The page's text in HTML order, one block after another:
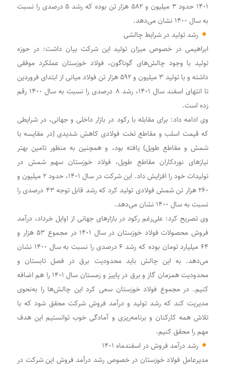
۱۴۰۱ حدود ۳ میلیون و ۵۸۲ هزار تن بوده که رشد ۵ درصدی را نسبت
به سال ۱۴۰۰ نشان می‌دهد.
رشد تولید در شرایط چالشی
ابراهیمی در خصوص میزان تولید این شرکت بیان داشت: در حوزه
تولید با وجود چالش‌های گوناگون، فولاد خوزستان عملکرد موفقی
داشته و با تولید ۳ میلیون و ۵۹۲ هزار تن فولاد میانی از ابتدای فروردین
تا انتهای اسفند سال ۱۴۰۱، رشد ۸ درصدی را نسبت به سال ۱۴۰۰ رقم
زده است.
وی ادامه داد: برای مقابله با رکود در بازار داخلی و جهانی، در شرایطی
که قیمت اسلب و مقاطع تخت فولادی کاهش شدیدی (در مقایسه با
شمش و مقاطع طویل) یافته بود، و همچنین به‌ منظور تامین بهتر
نیازهای نوردکاران مقاطع طویل، فولاد خوزستان سهم شمش در
تولیدات خود را افزایش داد. این شرکت در سال ۱۴۰۱، حدود ۲ میلیون و
۲۶۰ هزار تن شمش فولادی تولید کرد که رشد قابل توجه ۴۳ درصدی را
نسبت به سال ۱۴۰۰ نشان می‌دهد.
وی تصریح کرد: علی‌رغم رکود در بازارهای جهانی از اوایل خرداد، درآمد
فروش محصولات فولاد خوزستان در سال ۱۴۰۱ در مجموع ۵۳ هزار و
۶۴ میلیارد تومان بوده که رشد ۶ درصدی را نسبت به سال ۱۴۰۰ نشان
می‌دهد. به این چالش‌ باید محدودیت برق در فصل تابستان و
محدودیت همزمان گاز و برق در پاییز و زمستان سال ۱۴۰۱ را هم اضافه
کنیم. در مجموع فولاد خوزستان سعی کرد این چالش‌ها را به‌نحوی
مدیریت کند که رشد تولید و درآمد فروش شرکت محقق شود که با
تلاش همه کارکنان و برنامه‌ریزی و آمادگی خوب توانستیم این هدف
مهم را محقق کنیم.
رشد درآمد فروش در اسفندماه ۱۴۰۱
مدیرعامل فولاد خوزستان در خصوص رشد درآمد فروش این شرکت در